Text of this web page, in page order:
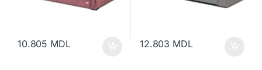
10.805 MDL 12.803 MDL